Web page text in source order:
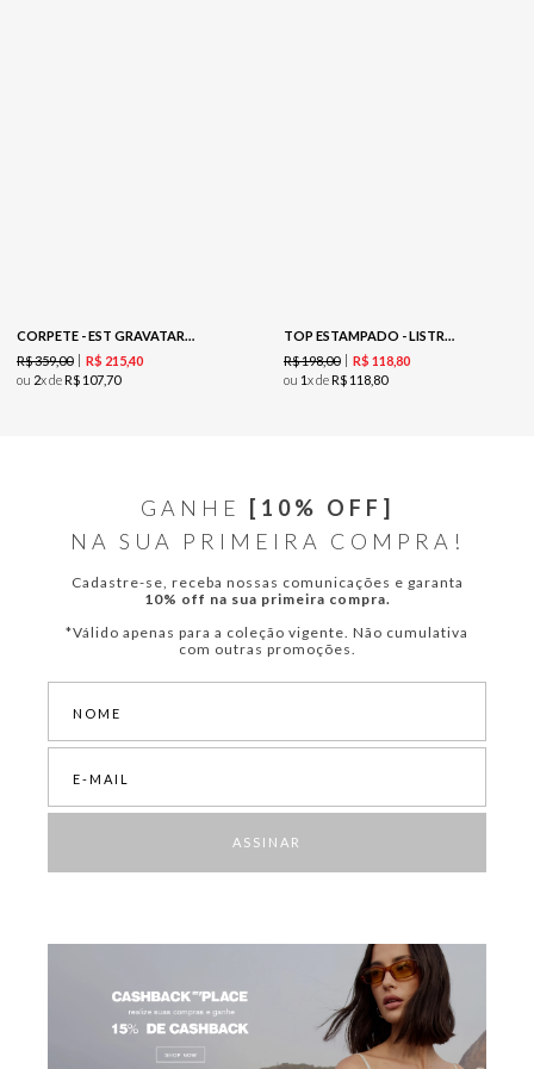
CORPETE - EST GRAVATARIA MENOR
R$359,00 R$ 21540
ou 2x deR$ 10770
TOP ESTAMPADO - LISTRADO GOIABA
R$198,00 R$ 11880
ou 1x deR$ 118 80
GANHE
[10% OFF]
NA SUA PRIMEIRA COMPRA!
Cadastre-se, receba nossas comunicações e garanta
10% off na sua primeira compra.
*Válido apenas para a coleção vigente. Não cumulativa
com outras promoções.
ASSINAR